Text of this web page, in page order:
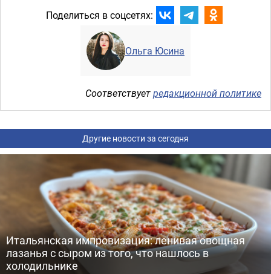
Поделиться в соцсетях:
Ольга Юсина
Соответствуетредакционной политике
Другие новости за сегодня
Итальянская импровизация: ленивая овощная
лазанья с сыром из того, что нашлось в
холодильнике